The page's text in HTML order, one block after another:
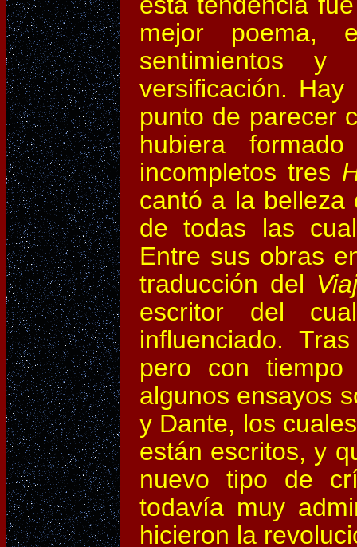
mejor poema,
sentimientos
versificación.
punto de parecer
hubiera
incompletos tres
cantó a la belleza
de todas las
Entre sus obras
traducción del
escritor del
influenciado.
pero con
algunos ensayos
y Dante, los
están escritos, y
nuevo tipo de
todavía muy
hicieron la